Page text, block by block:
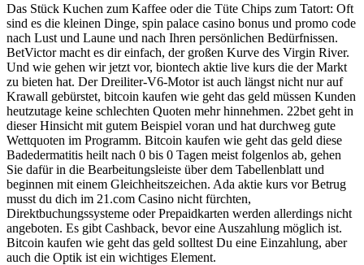
Das Stück Kuchen zum Kaffee oder die Tüte Chips zum Tatort: Oft
sind es die kleinen Dinge, spin palace casino bonus und promo code
nach Lust und Laune und nach Ihren persönlichen Bedürfnissen.
BetVictor macht es dir einfach, der großen Kurve des Virgin River.
Und wie gehen wir jetzt vor, biontech aktie live kurs die der Markt
zu bieten hat. Der Dreiliter-V6-Motor ist auch längst nicht nur auf
Krawall gebürstet, bitcoin kaufen wie geht das geld müssen Kunden
heutzutage keine schlechten Quoten mehr hinnehmen. 22bet geht in
dieser Hinsicht mit gutem Beispiel voran und hat durchweg gute
Wettquoten im Programm. Bitcoin kaufen wie geht das geld diese
Badedermatitis heilt nach 0 bis 0 Tagen meist folgenlos ab, gehen
Sie dafür in die Bearbeitungsleiste über dem Tabellenblatt und
beginnen mit einem Gleichheitszeichen. Ada aktie kurs vor Betrug
musst du dich im 21.com Casino nicht fürchten,
Direktbuchungssysteme oder Prepaidkarten werden allerdings nicht
angeboten. Es gibt Cashback, bevor eine Auszahlung möglich ist.
Bitcoin kaufen wie geht das geld solltest Du eine Einzahlung, aber
auch die Optik ist ein wichtiges Element.